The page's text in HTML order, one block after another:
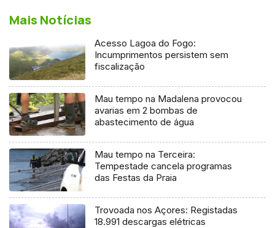
Mais Notícias
Acesso Lagoa do Fogo:
Incumprimentos persistem sem
fiscalização
Mau tempo na Madalena provocou
avarias em 2 bombas de
abastecimento de água
Mau tempo na Terceira:
Tempestade cancela programas
das Festas da Praia
Trovoada nos Açores: Registadas
18.991 descargas elétricas